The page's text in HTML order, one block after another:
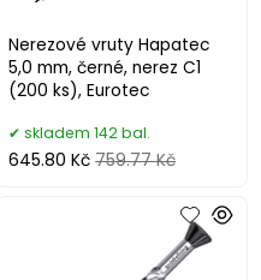
Nerezové vruty Hapatec
5,0 mm, černé, nerez C1
(200 ks), Eurotec
skladem 142 bal.
645.80 Kč 759.77 Kč